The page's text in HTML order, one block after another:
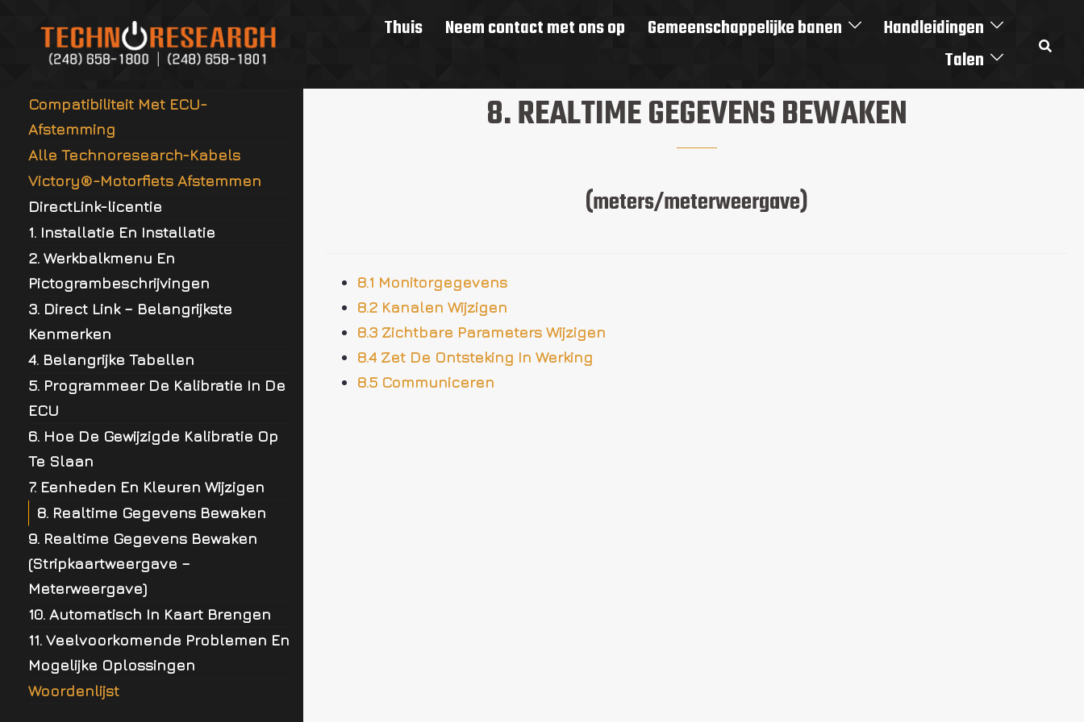
springen
Thuis Neem contact met ons op Gemeenschappelijke banen
Handleidingen
Talen
TRO2/O2 Sensoren/Rivnut
Installatie
Compatibiliteit Met ECU-
Afstemming
Alle Technoresearch-Kabels
Victory®-Motorfiets Afstemmen
DirectLink-licentie
1. Installatie En Installatie
2. Werkbalkmenu En
Pictogrambeschrijvingen
3. Direct Link – Belangrijkste
Kenmerken
4. Belangrijke Tabellen
5. Programmeer De Kalibratie In De
ECU
6. Hoe De Gewijzigde Kalibratie Op
Te Slaan
7. Eenheden En Kleuren Wijzigen
8. Realtime Gegevens Bewaken
9. Realtime Gegevens Bewaken
(Stripkaartweergave –
Meterweergave)
10. Automatisch In Kaart Brengen
11. Veelvoorkomende Problemen En
Mogelijke Oplossingen
Woordenlijst
8. REALTIME GEGEVENS BEWAKEN
(meters/meterweergave)
8.1 Monitorgegevens
8.2 Kanalen Wijzigen
8.3 Zichtbare Parameters Wijzigen
8.4 Zet De Ontsteking In Werking
8.5 Communiceren